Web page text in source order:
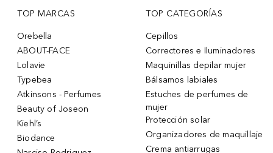
TOP MARCAS
Orebella
ABOUT-FACE
Lolavie
Typebea
Atkinsons - Perfumes
Beauty of Joseon
Kiehl’s
Biodance
TOP CATEGORÍAS
Cepillos
Correctores e Iluminadores
Maquinillas depilar mujer
Bálsamos labiales
Estuches de perfumes de
mujer
Protección solar
Organizadores de maquillaje
Crema antiarrugas